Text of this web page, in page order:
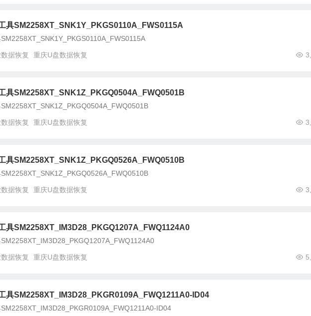
具SM2258XT_SNK1Y_PKGS0110A_FWS0115A
据恢复 重庆U盘数据恢复
具SM2258XT_SNK1Z_PKGQ0504A_FWQ0501B
据恢复 重庆U盘数据恢复
具SM2258XT_SNK1Z_PKGQ0526A_FWQ0510B
据恢复 重庆U盘数据恢复
具SM2258XT_IM3D28_PKGQ1207A_FWQ1124A0
据恢复 重庆U盘数据恢复
具SM2258XT_IM3D28_PKGR0109A_FWQ1211A0-ID04
ID04